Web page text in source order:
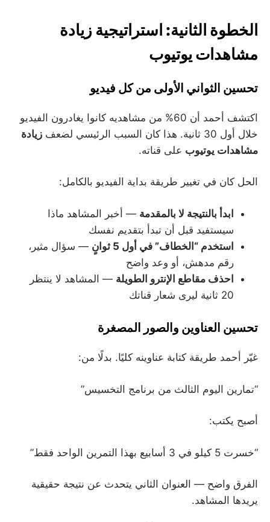
الخطوة الثانية: استراتيجية زيادة
مشاهدات يوتيوب
تحسين الثواني الأولى من كل فيديو
اكتشف أحمد أن 60% من مشاهديه كانوا يغادرون الفيديو
خلال أول 30 ثانية. هذا كان السبب الرئيسي لضعف
زيادة
مشاهدات يوتيوب على قناته.
الحل كان في تغيير طريقة بداية الفيديو بالكامل:
ابدأ بالنتيجة لا بالمقدمة — أخبر المشاهد ماذا
سيستفيد قبل أن تبدأ بتقديم نفسك
استخدم “الخطاف” في أول 5 ثوانٍ
— سؤال مثير،
رقم مدهش، أو وعد واضح
احذف مقاطع الإنترو الطويلة — المشاهد لا ينتظر
20 ثانية ليرى شعار قناتك
تحسين العناوين والصور المصغرة
غيّر أحمد طريقة كتابة عناوينه كليًا. بدلًا من:
“تمارين اليوم الثالث من برنامج التخسيس”
أصبح يكتب:
“خسرت 5 كيلو في 3 أسابيع بهذا التمرين الواحد فقط”
الفرق واضح — العنوان الثاني يتحدث عن نتيجة حقيقية
يريدها المشاهد.